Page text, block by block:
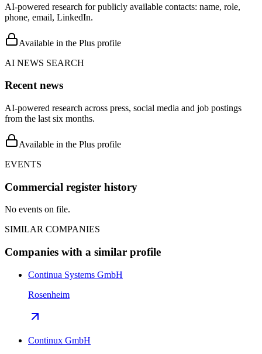
AI-powered research for publicly available contacts: name, role,
phone, email, LinkedIn.
Available in the Plus profile
AI NEWS SEARCH
Recent news
AI-powered research across press, social media and job postings
from the last six months.
Available in the Plus profile
EVENTS
Commercial register history
No events on file.
SIMILAR COMPANIES
Companies with a similar profile
Continua Systems GmbH
Rosenheim
Continux GmbH